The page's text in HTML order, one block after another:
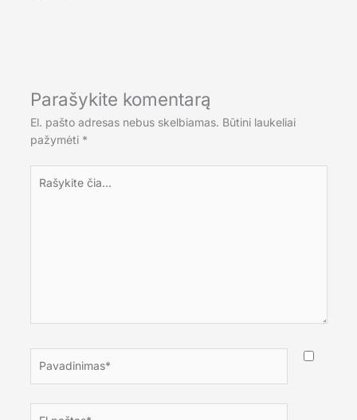
Parašykite komentarą
El. pašto adresas nebus skelbiamas. Būtini laukeliai
pažymėti *
čia...